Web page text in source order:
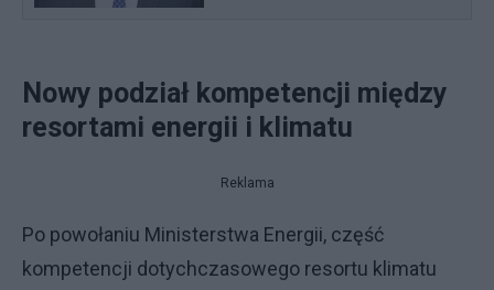
Nowy podział kompetencji między
resortami energii i klimatu
Reklama
Po powołaniu Ministerstwa Energii, część
kompetencji dotychczasowego resortu klimatu